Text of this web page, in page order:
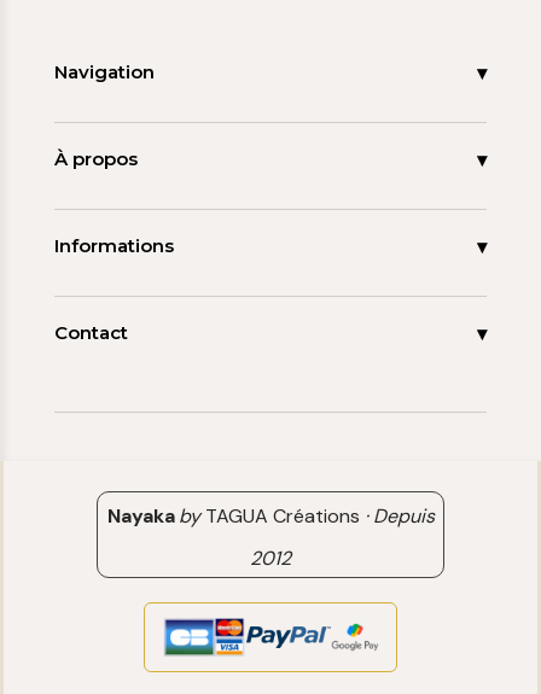
Navigation
Accueil
À propos
La tagua
Informations
Mon compte
Contact
Nayaka byTAGUA Créations ·Depuis
2012